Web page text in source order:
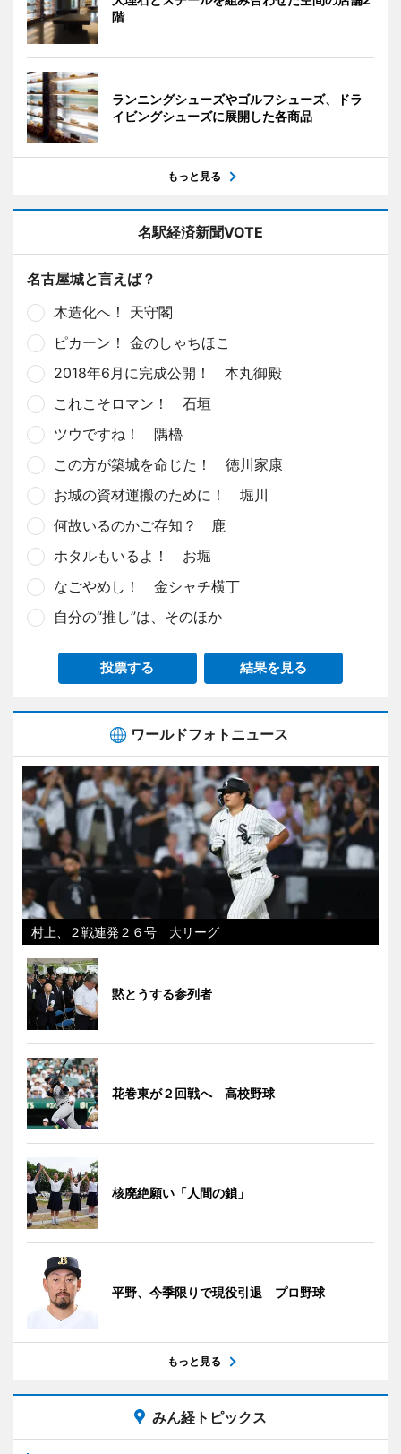
階
ランニングシューズやゴルフシューズ、ドラ
イビングシューズに展開した各商品
もっと見る
名駅経済新聞VOTE
名古屋城と言えば？
木造化へ！ 天守閣
ピカーン！ 金のしゃちほこ
2018年6月に完成公開！ 本丸御殿
これこそロマン！ 石垣
ツウですね！ 隅櫓
この方が築城を命じた！ 徳川家康
お城の資材運搬のために！ 堀川
何故いるのかご存知？ 鹿
ホタルもいるよ！ お堀
なごやめし！ 金シャチ横丁
自分の“推し”は、そのほか
投票する 結果を見る
ワールドフォトニュース
村上、２戦連発２６号 大リーグ
黙とうする参列者
花巻東が２回戦へ 高校野球
核廃絶願い「人間の鎖」
平野、今季限りで現役引退 プロ野球
もっと見る
みん経トピックス